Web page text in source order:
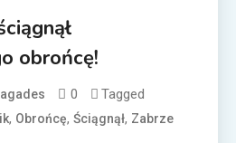
obrońcę!
0 Tagged
, Obrońcę,Ściągnął, Zabrze